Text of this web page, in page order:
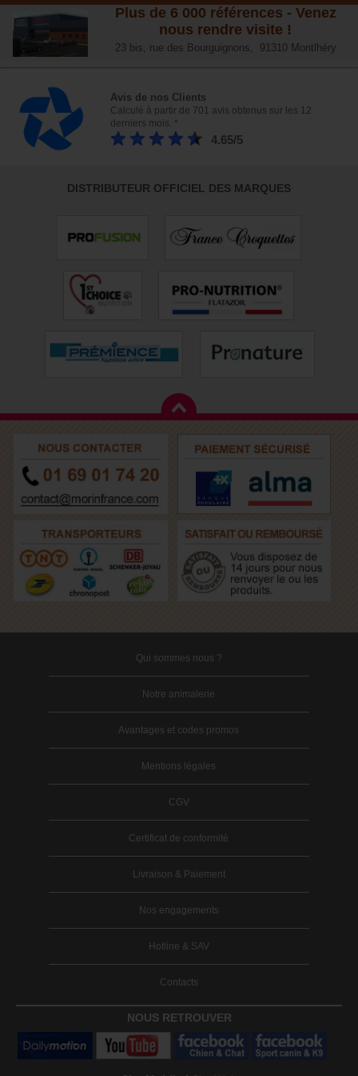
Plus de 6 000 références - Venez
nous rendre visite !
23 bis, rue des Bourguignons, 91310 Montlhéry
Avis de nos Clients
Calculé à partir de 701 avis obtenus sur les 12
derniers mois. *
4.65/5
DISTRIBUTEUR OFFICIEL DES MARQUES
Qui sommes nous ?
Notre animalerie
Avantages et codes promos
Mentions légales
CGV
Certificat de conformité
Livraison & Paiement
Nos engagements
Hotline & SAV
Contacts
NOUS RETROUVER